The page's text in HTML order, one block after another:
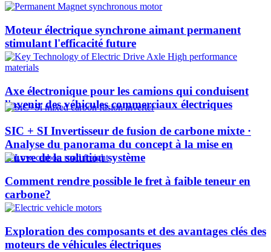
Moteur électrique synchrone aimant permanent
stimulant l'efficacité future
Axe électronique pour les camions qui conduisent
l'avenir des véhicules commerciaux électriques
SIC + SI Invertisseur de fusion de carbone mixte ·
Analyse du panorama du concept à la mise en
œuvre de la solution système
Comment rendre possible le fret à faible teneur en
carbone?
Exploration des composants et des avantages clés des
moteurs de véhicules électriques